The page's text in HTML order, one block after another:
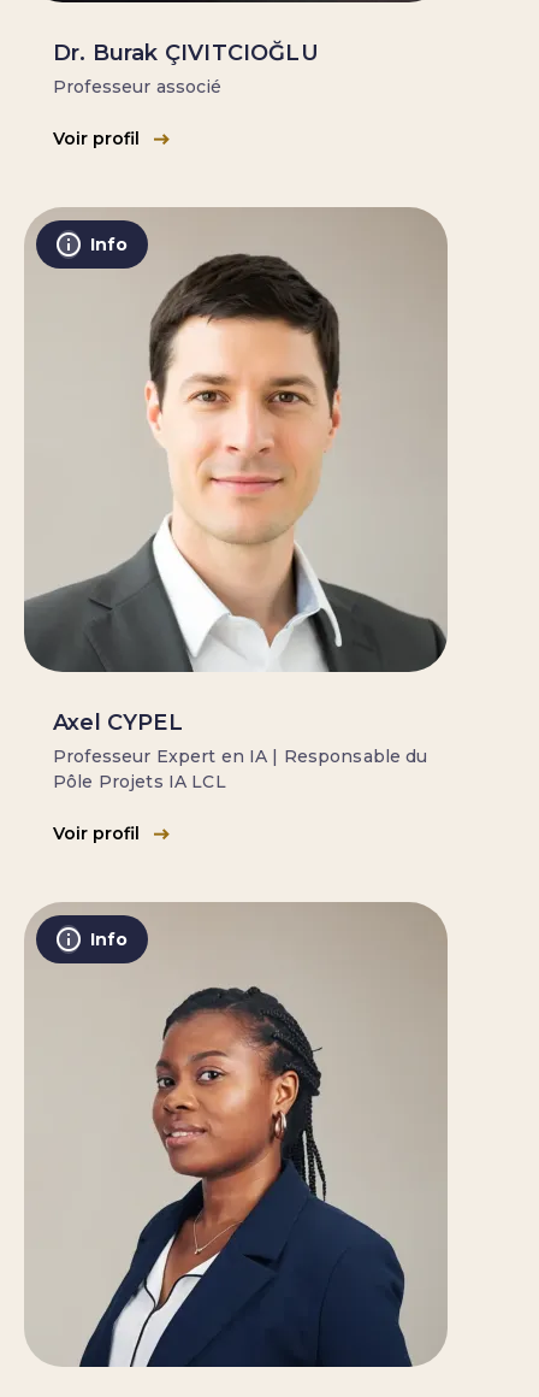
Dr. Burak ÇIVITCIOĞLU
Professeur associé
Voir profil
Info
Axel CYPEL
Professeur Expert en IA | Responsable du
Pôle Projets IA LCL
Voir profil
Info